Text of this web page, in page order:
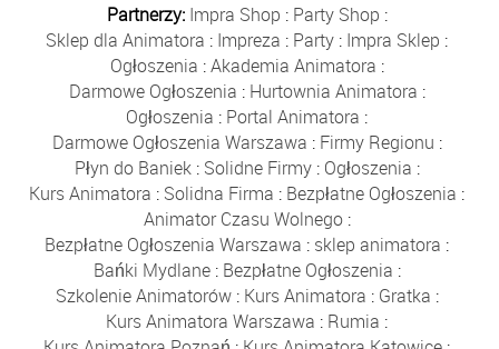
Partnerzy: Impra Shop : Party Shop :
Sklep dla Animatora : Impreza : Party : Impra Sklep :
Ogłoszenia :Akademia Animatora :
Darmowe Ogłoszenia : Hurtownia Animatora :
Ogłoszenia : Portal Animatora :
Darmowe Ogłoszenia Warszawa : Firmy Regionu :
Płyn do Baniek: Solidne Firmy: Ogłoszenia :
Kurs Animatora : Solidna Firma : Bezpłatne Ogłoszenia :
Animator Czasu Wolnego:
Bezpłatne Ogłoszenia Warszawa : sklep animatora :
Bańki Mydlane: Bezpłatne Ogłoszenia :
Szkolenie Animatorów: Kurs Animatora : Gratka :
Kurs Animatora Warszawa : Rumia :